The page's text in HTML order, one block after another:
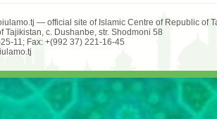
— official site of Islamic Centre of Republic of
Tajikistan, c. Dushanbe, str. Shodmoni 58
11; Fax: +(992 37) 221-16-45